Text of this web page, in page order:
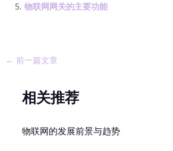
物联网网关的主要功能
← 前一篇文章
相关推荐
物联网的发展前景与趋势